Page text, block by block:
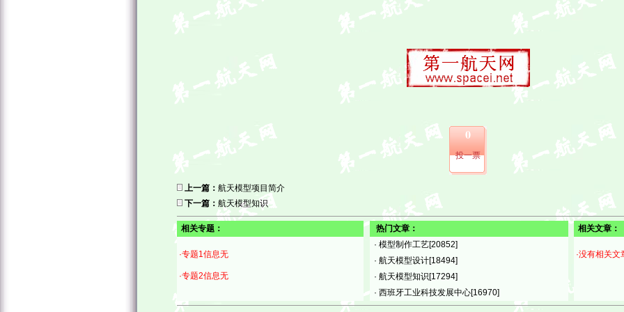
0
投一票
上一篇： 航天模型项目简介
下一篇： 航天模型知识
相关专题：
·专题1信息无
·专题2信息无
热门文章：
· 模型制作工艺[20852]
· 航天模型设计[18494]
· 航天模型知识[17294]
· 西班牙工业科技发展中心[16970]
相关文章：
·没有相关文